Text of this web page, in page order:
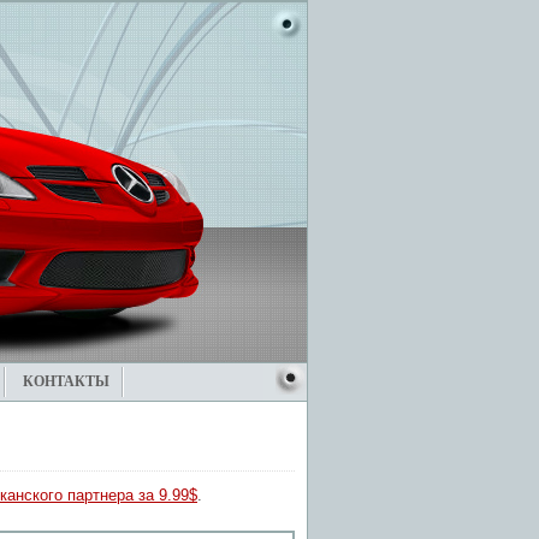
КОНТАКТЫ
партнера за 9.99$.